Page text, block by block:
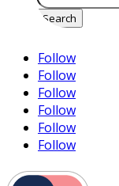
Follow
Follow
Follow
Follow
Follow
Follow